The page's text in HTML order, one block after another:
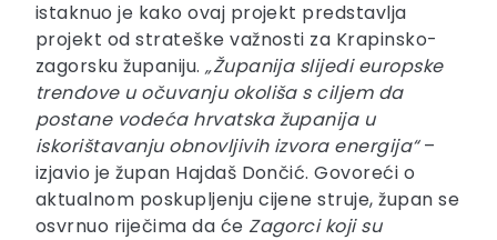
istaknuo je kako ovaj projekt predstavlja
projekt od strateške važnosti za Krapinsko-
zagorsku županiju.„Županija slijedi europske
trendove u očuvanju okoliša s ciljem da
postane vodeća hrvatska županija u
iskorištavanju obnovljivih izvora energija“–
izjavio je župan Hajdaš Dončić. Govoreći o
aktualnom poskupljenju cijene struje, župan se
osvrnuo riječima da ćeZagorci koji su